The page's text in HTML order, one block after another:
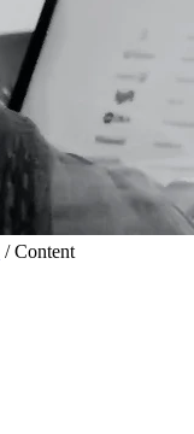
/ Content